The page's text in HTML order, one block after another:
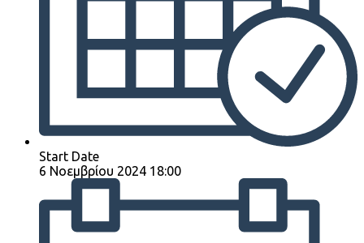
Start Date
6 Νοεμβρίου 2024 18:00